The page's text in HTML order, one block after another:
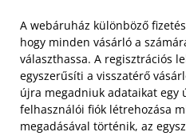
A webáruház különböző
hogy minden vásárló a
választhassa. A regisztrációs
egyszerűsíti a visszatérő
újra megadniuk adataikat egy
felhasználói fiók létrehozása
megadásával történik, az